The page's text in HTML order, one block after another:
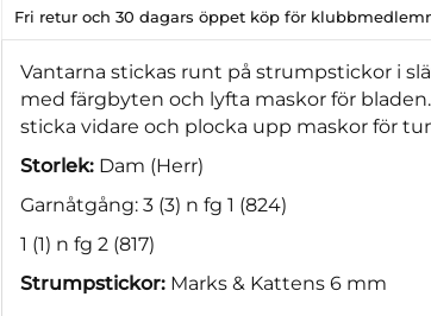
Fri retur och 30 dagars öppet köp för
Vantarna stickas runt på strumpstickor i
med färgbyten och lyfta maskor för
sticka vidare och plocka upp maskor för
Storlek: Dam (Herr)
Garnåtgång: 3 (3) n fg 1 (824)
1 (1) n fg 2 (817)
Strumpstickor: Marks & Kattens 6 mm